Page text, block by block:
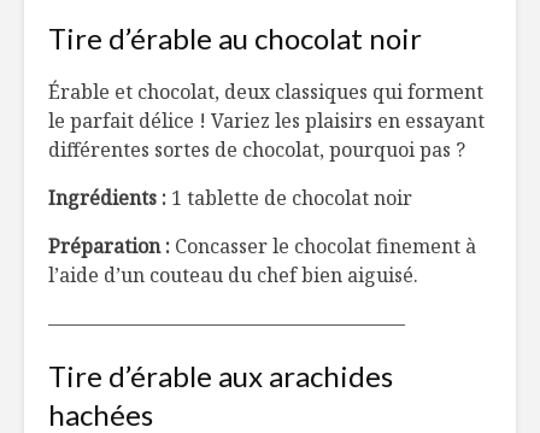
Tire d’érable au chocolat noir
Érable et chocolat, deux classiques qui forment
le parfait délice ! Variez les plaisirs en essayant
différentes sortes de chocolat, pourquoi pas ?
Ingrédients : 1 tablette de chocolat noir
Préparation : Concasser le chocolat finement à
l’aide d’un couteau du chef bien aiguisé.
——————————————————–
Tire d’érable aux arachides
hachées